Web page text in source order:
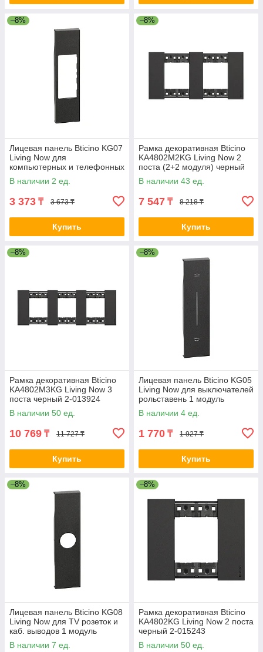
–8%
Лицевая панель Bticino KG07
Living Now для
компьютерных и телефонных
розеток 1 модуль черный 2-
012973
В наличии 2 ед.
3 373 ₸ 3 673 ₸
Купить
–8%
Рамка декоративная Bticino
KA4802M2KG Living Now 2
поста (2+2 модуля) черный
2-013922
В наличии 43 ед.
7 547 ₸ 8 218 ₸
Купить
–8%
Рамка декоративная Bticino
KA4802M3KG Living Now 3
поста черный 2-013924
В наличии 50 ед.
10 769 ₸ 11 727 ₸
Купить
–8%
Лицевая панель Bticino KG05
Living Now для выключателей
рольставень 1 модуль
черный 2-013934
В наличии 4 ед.
1 770 ₸ 1 927 ₸
Купить
–8%
Лицевая панель Bticino KG08
Living Now для TV розеток и
каб. выводов 1 модуль
черный 2-013935
В наличии 7 ед.
–8%
Рамка декоративная Bticino
KA4802KG Living Now 2 поста
черный 2-015243
В наличии 50 ед.